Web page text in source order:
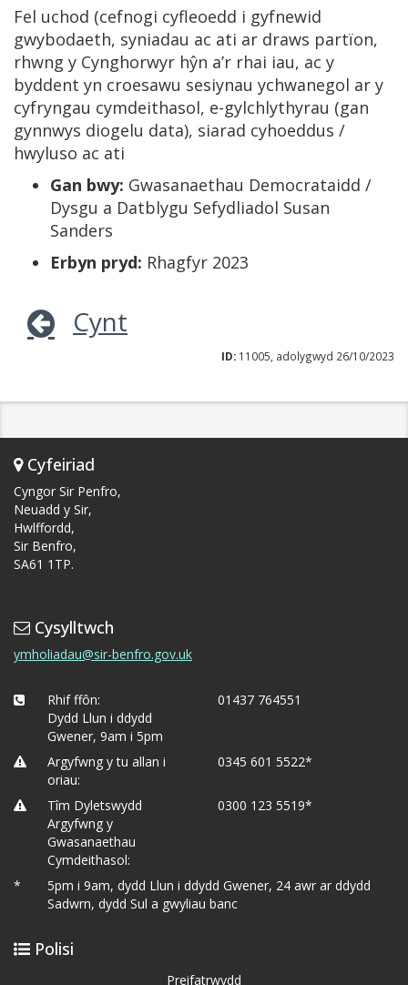
Fel uchod (cefnogi cyfleoedd i gyfnewid
gwybodaeth, syniadau ac ati ar draws partïon,
rhwng y Cynghorwyr hŷn a’r rhai iau, ac y
byddent yn croesawu sesiynau ychwanegol ar y
cyfryngau cymdeithasol, e-gylchlythyrau (gan
gynnwys diogelu data), siarad cyhoeddus /
hwyluso ac ati
Gan bwy: Gwasanaethau Democrataidd /
Dysgu a Datblygu Sefydliadol Susan
Sanders
Erbyn pryd: Rhagfyr 2023
Cynt
ID: 11005, adolygwyd 26/10/2023
Cyfeiriad
Cyngor Sir Penfro,
Neuadd y Sir,
Hwlffordd,
Sir Benfro,
SA61 1TP.
Cysylltwch
ymholiadau@sir-benfro.gov.uk
Rhif ffôn:
Dydd Llun i ddydd
Gwener, 9am i 5pm
01437 764551
Argyfwng y tu allan i
oriau:
0345 601 5522*
Tîm Dyletswydd
Argyfwng y
Gwasanaethau
Cymdeithasol:
0300 123 5519*
*
5pm i 9am, dydd Llun i ddydd Gwener, 24 awr ar ddydd
Sadwrn, dydd Sul a gwyliau banc
Polisi
Preifatrwydd